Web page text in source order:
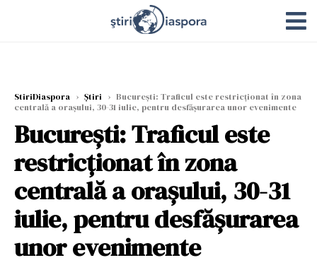
StiriDiaspora › Știri › București: Traficul este restricționat în zona
centrală a oraşului, 30-31 iulie, pentru desfășurarea unor evenimente
București: Traficul este
restricționat în zona
centrală a oraşului, 30-31
iulie, pentru desfășurarea
unor evenimente